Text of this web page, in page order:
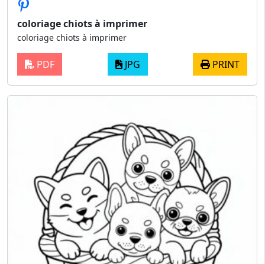
coloriage chiots à imprimer
coloriage chiots à imprimer
PDF JPG PRINT